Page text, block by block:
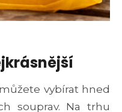
vybírat hned
souprav. Na trhu